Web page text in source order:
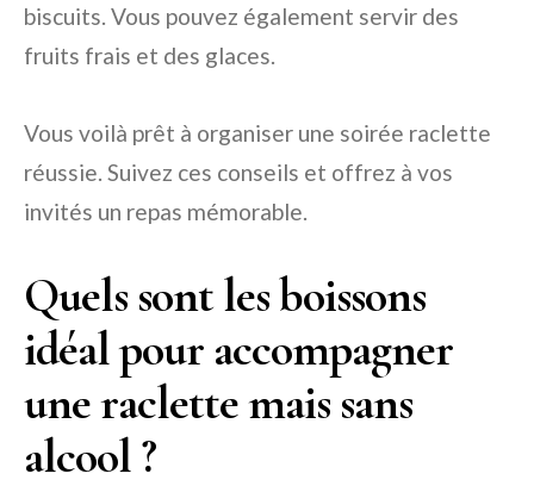
biscuits. Vous pouvez également servir des
fruits frais et des glaces.
Vous voilà prêt à organiser une soirée raclette
réussie. Suivez ces conseils et offrez à vos
invités un repas mémorable.
Quels sont les boissons
idéal pour accompagner
une raclette mais sans
alcool ?